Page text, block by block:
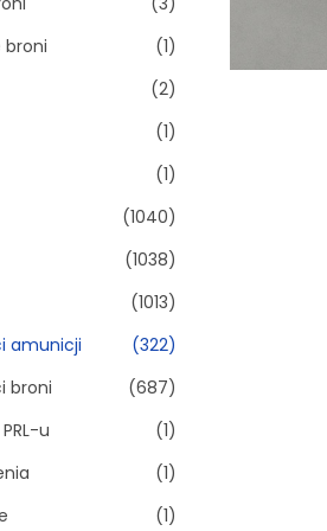
broni
(1)
(2)
(1)
(1)
(1040)
(1038)
(1013)
amunicji
(322)
broni
(687)
u
(1)
(1)
(1)